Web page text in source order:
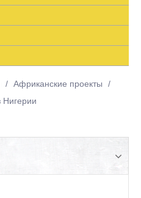
/ Африканские проекты
/
Нигерии